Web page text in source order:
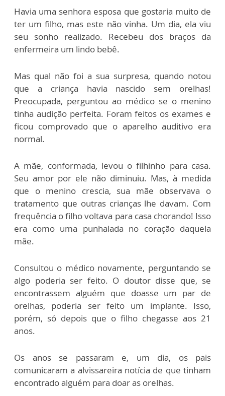
Havia uma senhora esposa que gostaria muito de
ter um filho, mas este não vinha. Um dia, ela viu
seu sonho realizado. Recebeu dos braços da
enfermeira um lindo bebê.
Mas qual não foi a sua surpresa, quando notou
que a criança havia nascido sem orelhas!
Preocupada, perguntou ao médico se o menino
tinha audição perfeita. Foram feitos os exames e
ficou comprovado que o aparelho auditivo era
normal.
A mãe, conformada, levou o filhinho para casa.
Seu amor por ele não diminuiu. Mas, à medida
que o menino crescia, sua mãe observava o
tratamento que outras crianças lhe davam. Com
frequência o filho voltava para casa chorando! Isso
era como uma punhalada no coração daquela
mãe.
Consultou o médico novamente, perguntando se
algo poderia ser feito. O doutor disse que, se
encontrassem alguém que doasse um par de
orelhas, poderia ser feito um implante. Isso,
porém, só depois que o filho chegasse aos 21
anos.
Os anos se passaram e, um dia, os pais
comunicaram a alvissareira notícia de que tinham
encontrado alguém para doar as orelhas.